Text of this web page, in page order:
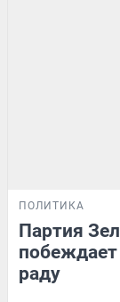
ПОЛИТИКА
Партия
раду